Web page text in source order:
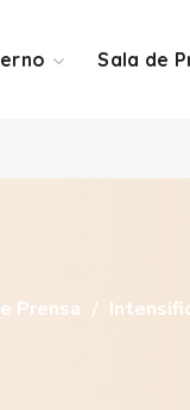
Sala de
Prensa